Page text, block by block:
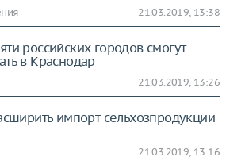
21.03.2019, 13:38
российских городов смогут
в Краснодар
21.03.2019, 13:26
импорт сельхозпродукции
21.03.2019, 13:16